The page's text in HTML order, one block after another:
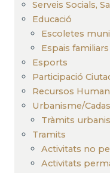
Serveis Socials,
Educació
Escoletes
Espais familiars
Esports
Participació
Recursos
Urbanisme/
Tràmits
Tramits
Activitats no
Activitats